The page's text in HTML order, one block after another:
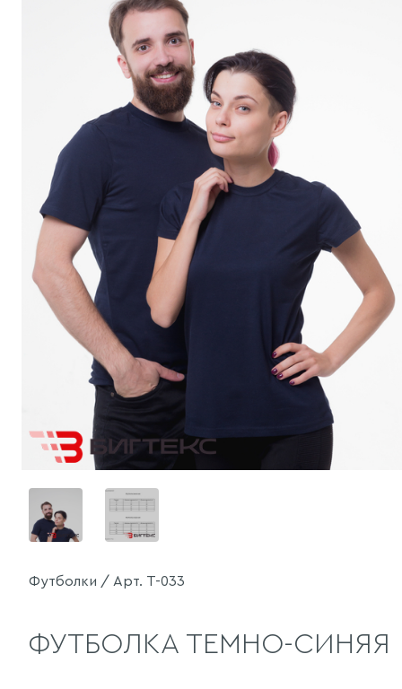
Футболки / Арт. Т-033
ФУТБОЛКА ТЕМНО-СИНЯЯ